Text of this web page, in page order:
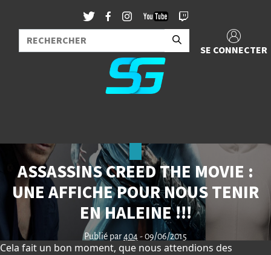
SE CONNECTER
ASSASSINS CREED THE MOVIE :
UNE AFFICHE POUR NOUS TENIR
EN HALEINE !!!
Publié par404- 09/06/2015
Cela fait un bon moment, que nous attendions des